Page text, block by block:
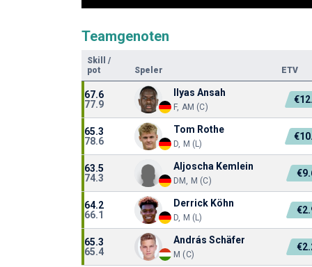
Teamgenoten
Skill
/
pot
Speler ETV
67.6
77.9
Ilyas Ansah
F, AM (C)
65.3
78.6
Tom Rothe
D, M (L)
63.5
74.3
Aljoscha Kemlein
DM, M (C)
64.2
66.1
Derrick Köhn
D, M (L)
65.3
65.4
András Schäfer
M (C)